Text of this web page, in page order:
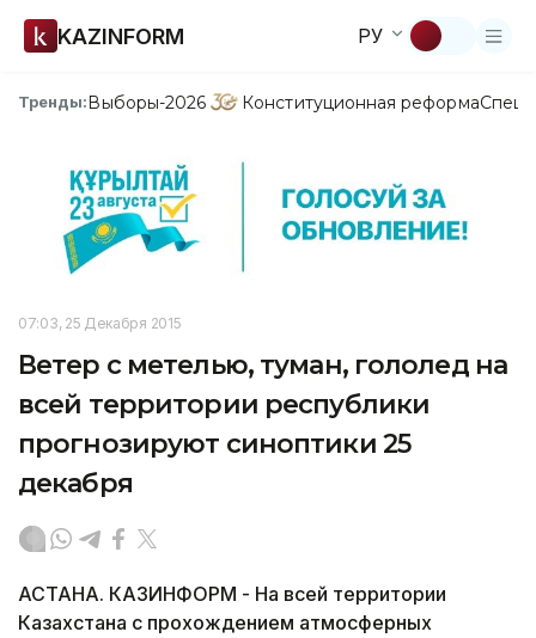
KAZINFORM РУ
Тренды:Выборы-2026 Конституционная реформа
07:03, 25 Декабря 2015
Ветер с метелью, туман, гололед на
всей территории республики
прогнозируют синоптики 25
декабря
АСТАНА. КАЗИНФОРМ - На всей территории
Казахстана с прохождением атмосферных